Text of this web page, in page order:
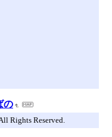
の
Rights Reserved.